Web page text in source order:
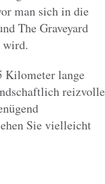
man sich in die
The Graveyard
wird.
Kilometer lange
reizvolle
Sie vielleicht